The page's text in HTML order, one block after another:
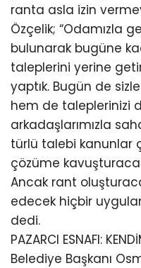
ranta asla izin
Özçelik; “Odamızla
bulunarak bugüne
taleplerini yerine
yaptık. Bugün de
hem de taleplerinizi
arkadaşlarımızla
türlü talebi kanunlar
çözüme
Ancak rant
edecek hiçbir
dedi.
PAZARCI ESNAFI:
Belediye Başkanı